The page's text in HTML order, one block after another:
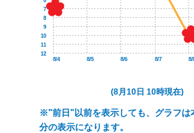
8/4 8/5 8/6 8/7 8/
12
11
10
9
8
7
(8月10日 10時現在)
※"前日"以前を表示しても、グラフは
分の表示になります。